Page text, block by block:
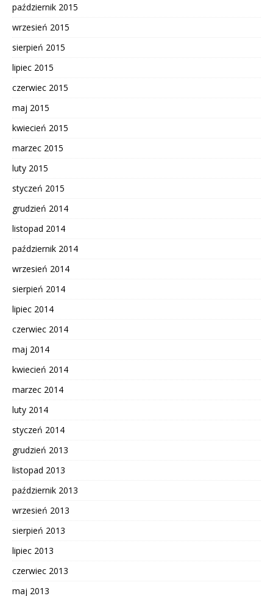
październik 2015
wrzesień 2015
sierpień 2015
lipiec 2015
czerwiec 2015
maj 2015
kwiecień 2015
marzec 2015
luty 2015
styczeń 2015
grudzień 2014
listopad 2014
październik 2014
wrzesień 2014
sierpień 2014
lipiec 2014
czerwiec 2014
maj 2014
kwiecień 2014
marzec 2014
luty 2014
styczeń 2014
grudzień 2013
listopad 2013
październik 2013
wrzesień 2013
sierpień 2013
lipiec 2013
czerwiec 2013
maj 2013